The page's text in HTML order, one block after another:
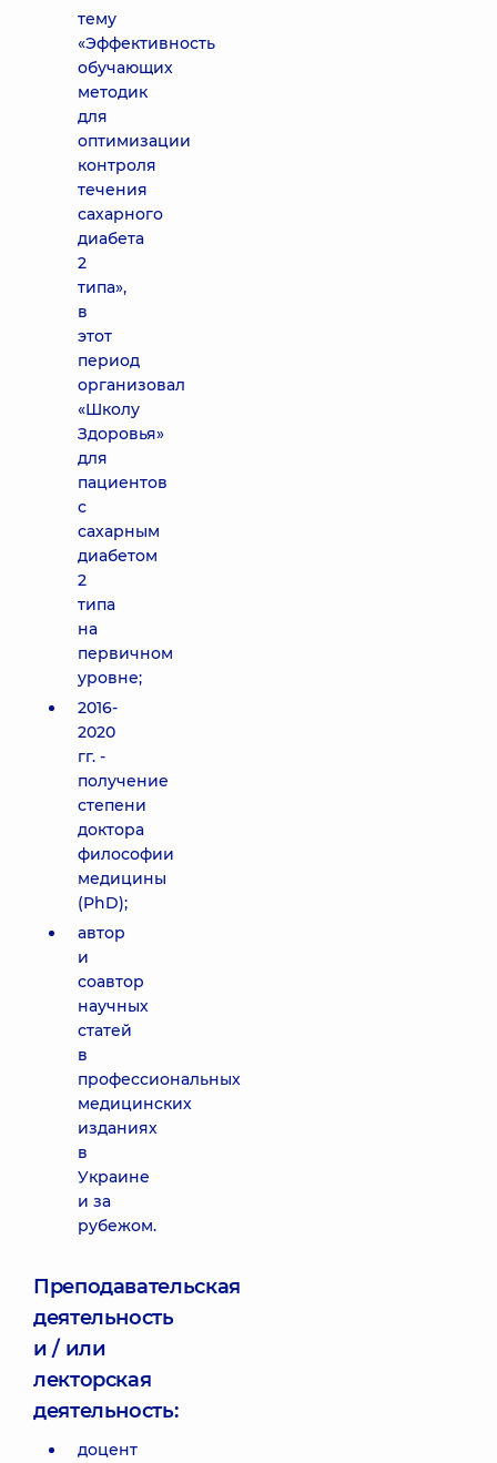
тему
«Эффективность
обучающих
методик
для
оптимизации
контроля
течения
сахарного
диабета
2
типа»,
в
этот
период
организовал
«Школу
Здоровья»
для
пациентов
с
сахарным
диабетом
2
типа
на
первичном
уровне;
2016-
2020
гг. -
получение
степени
доктора
философии
медицины
(PhD);
автор
и
соавтор
научных
статей
в
профессиональных
медицинских
изданиях
в
Украине
и за
рубежом.
Преподавательская
деятельность
и / или
лекторская
деятельность:
доцент